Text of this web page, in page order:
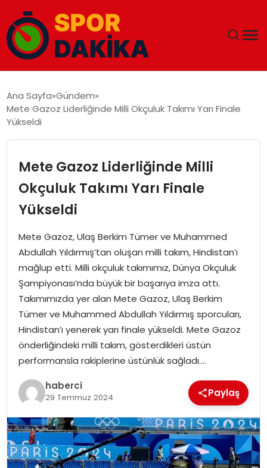
GÜNDEM
EKONOMI
MAGAZIN
SAĞLIK
SIYASET
SPOR
TEKNOLOJI
YAŞAM
Ana Sayfa Gündem
Mete Gazoz Liderliğinde Milli Okçuluk Takımı Yarı Finale
Yükseldi
Mete Gazoz Liderliğinde Milli
Okçuluk Takımı Yarı Finale
Yükseldi
Mete Gazoz, Ulaş Berkim Tümer ve Muhammed
Abdullah Yıldırmış’tan oluşan milli takım, Hindistan’ı
mağlup etti. Milli okçuluk takımımız, Dünya Okçuluk
Şampiyonası’nda büyük bir başarıya imza attı.
Takımımızda yer alan Mete Gazoz, Ulaş Berkim
Tümer ve Muhammed Abdullah Yıldırmış sporcuları,
Hindistan’ı yenerek yarı finale yükseldi. Mete Gazoz
önderliğindeki milli takım, gösterdikleri üstün
performansla rakiplerine üstünlük sağladı….
haberci
29 Temmuz 2024 Paylaş